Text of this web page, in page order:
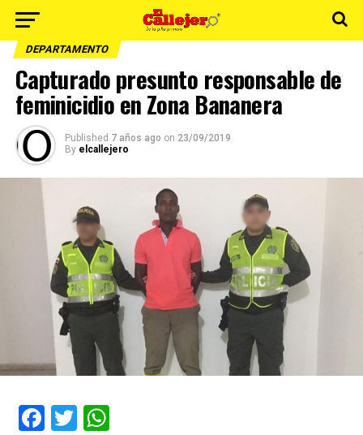
DEPARTAMENTO
Capturado presunto responsable de
feminicidio en Zona Bananera
Published 7 años ago on 23/09/2019
By elcallejero
Facebook
Twitter